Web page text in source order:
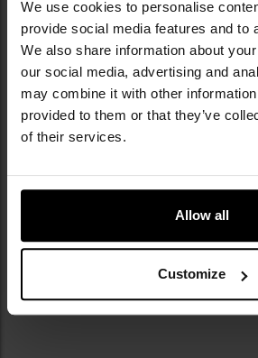
We use cookies to personalise
provide social media features and to
We also share information about
our social media, advertising and
may combine it with other information
provided to them or that they’ve
of their services.
Allow all
Customize
światowej, trafiając na
amerykańskich, co potwierdziło
ekstremalnych warunkach.
rozwija swoje technologie, jak
chroniący przed deszczem i
Coletherm - lekkie wypełnienie
zapewniające komfort cieplny
ekspedycjom arktycznym i
stała się legendą wśród
DANE